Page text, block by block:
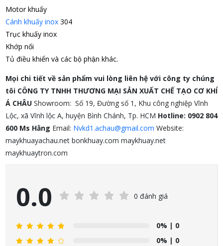
Motor khuấy
Cánh khuấy inox304
Trục khuấy inox
Khớp nối
Tủ điều khiển và các bộ phận khác.
Mọi chi tiết về sản phẩm vui lòng liên hệ với công ty chúng
tôi CÔNG TY TNHH THƯƠNG MẠI SẢN XUẤT CHẾ TẠO CƠ KHÍ
Á CHÂUShowroom: Số 19, Đường số 1, Khu công nghiệp Vĩnh
Lộc, xã Vĩnh lộc A, huyện Bình Chánh, Tp. HCM Hotline: 0902 804
600 Ms Hằng Email: Nvkd1.achau@gmail.com Website:
maykhuayachau.net bonkhuay.com maykhuay.net
maykhuaytron.com
0.0 0 đánh giá
0% | 0
0% | 0